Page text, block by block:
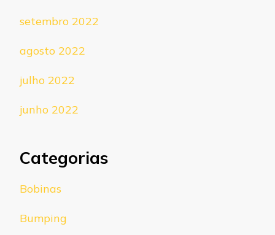
setembro 2022
agosto 2022
julho 2022
junho 2022
Categorias
Bobinas
Bumping